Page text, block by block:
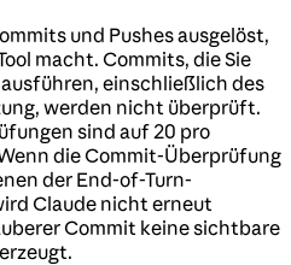
und Pushes ausgelöst,
macht. Commits, die Sie
einschließlich des
werden nicht überprüft.
sind auf 20 pro
die Commit-Überprüfung
der End-of-Turn-
Claude nicht erneut
Commit keine sichtbare